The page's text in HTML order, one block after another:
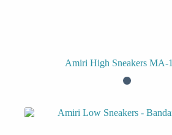
Amiri High Sneakers MA-